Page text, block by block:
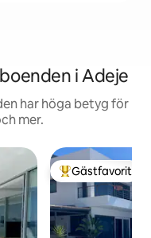
i Adeje
har höga betyg för
mer.
Populär
Gästfavorit